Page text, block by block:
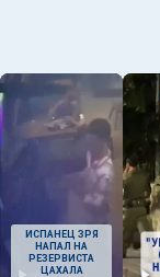
ИСПАНЕЦ ЗРЯ
НАПАЛ НА
РЕЗЕРВИСТА
ЦАХАЛА